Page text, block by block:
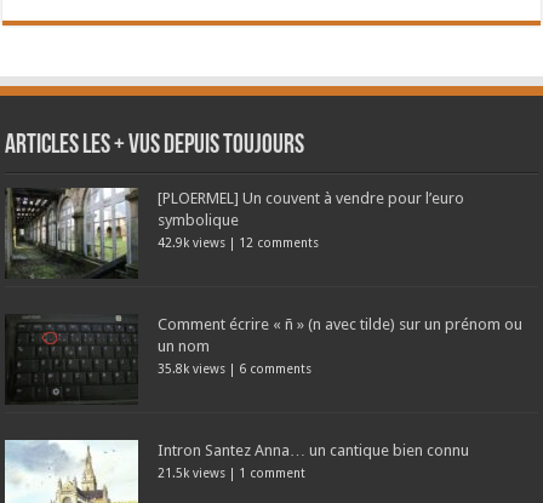
Articles les + vus depuis toujours
[PLOERMEL] Un couvent à vendre pour l’euro
symbolique
42.9k views | 12 comments
Comment écrire « ñ » (n avec tilde) sur un prénom ou
un nom
35.8k views | 6 comments
Intron Santez Anna… un cantique bien connu
21.5k views | 1 comment